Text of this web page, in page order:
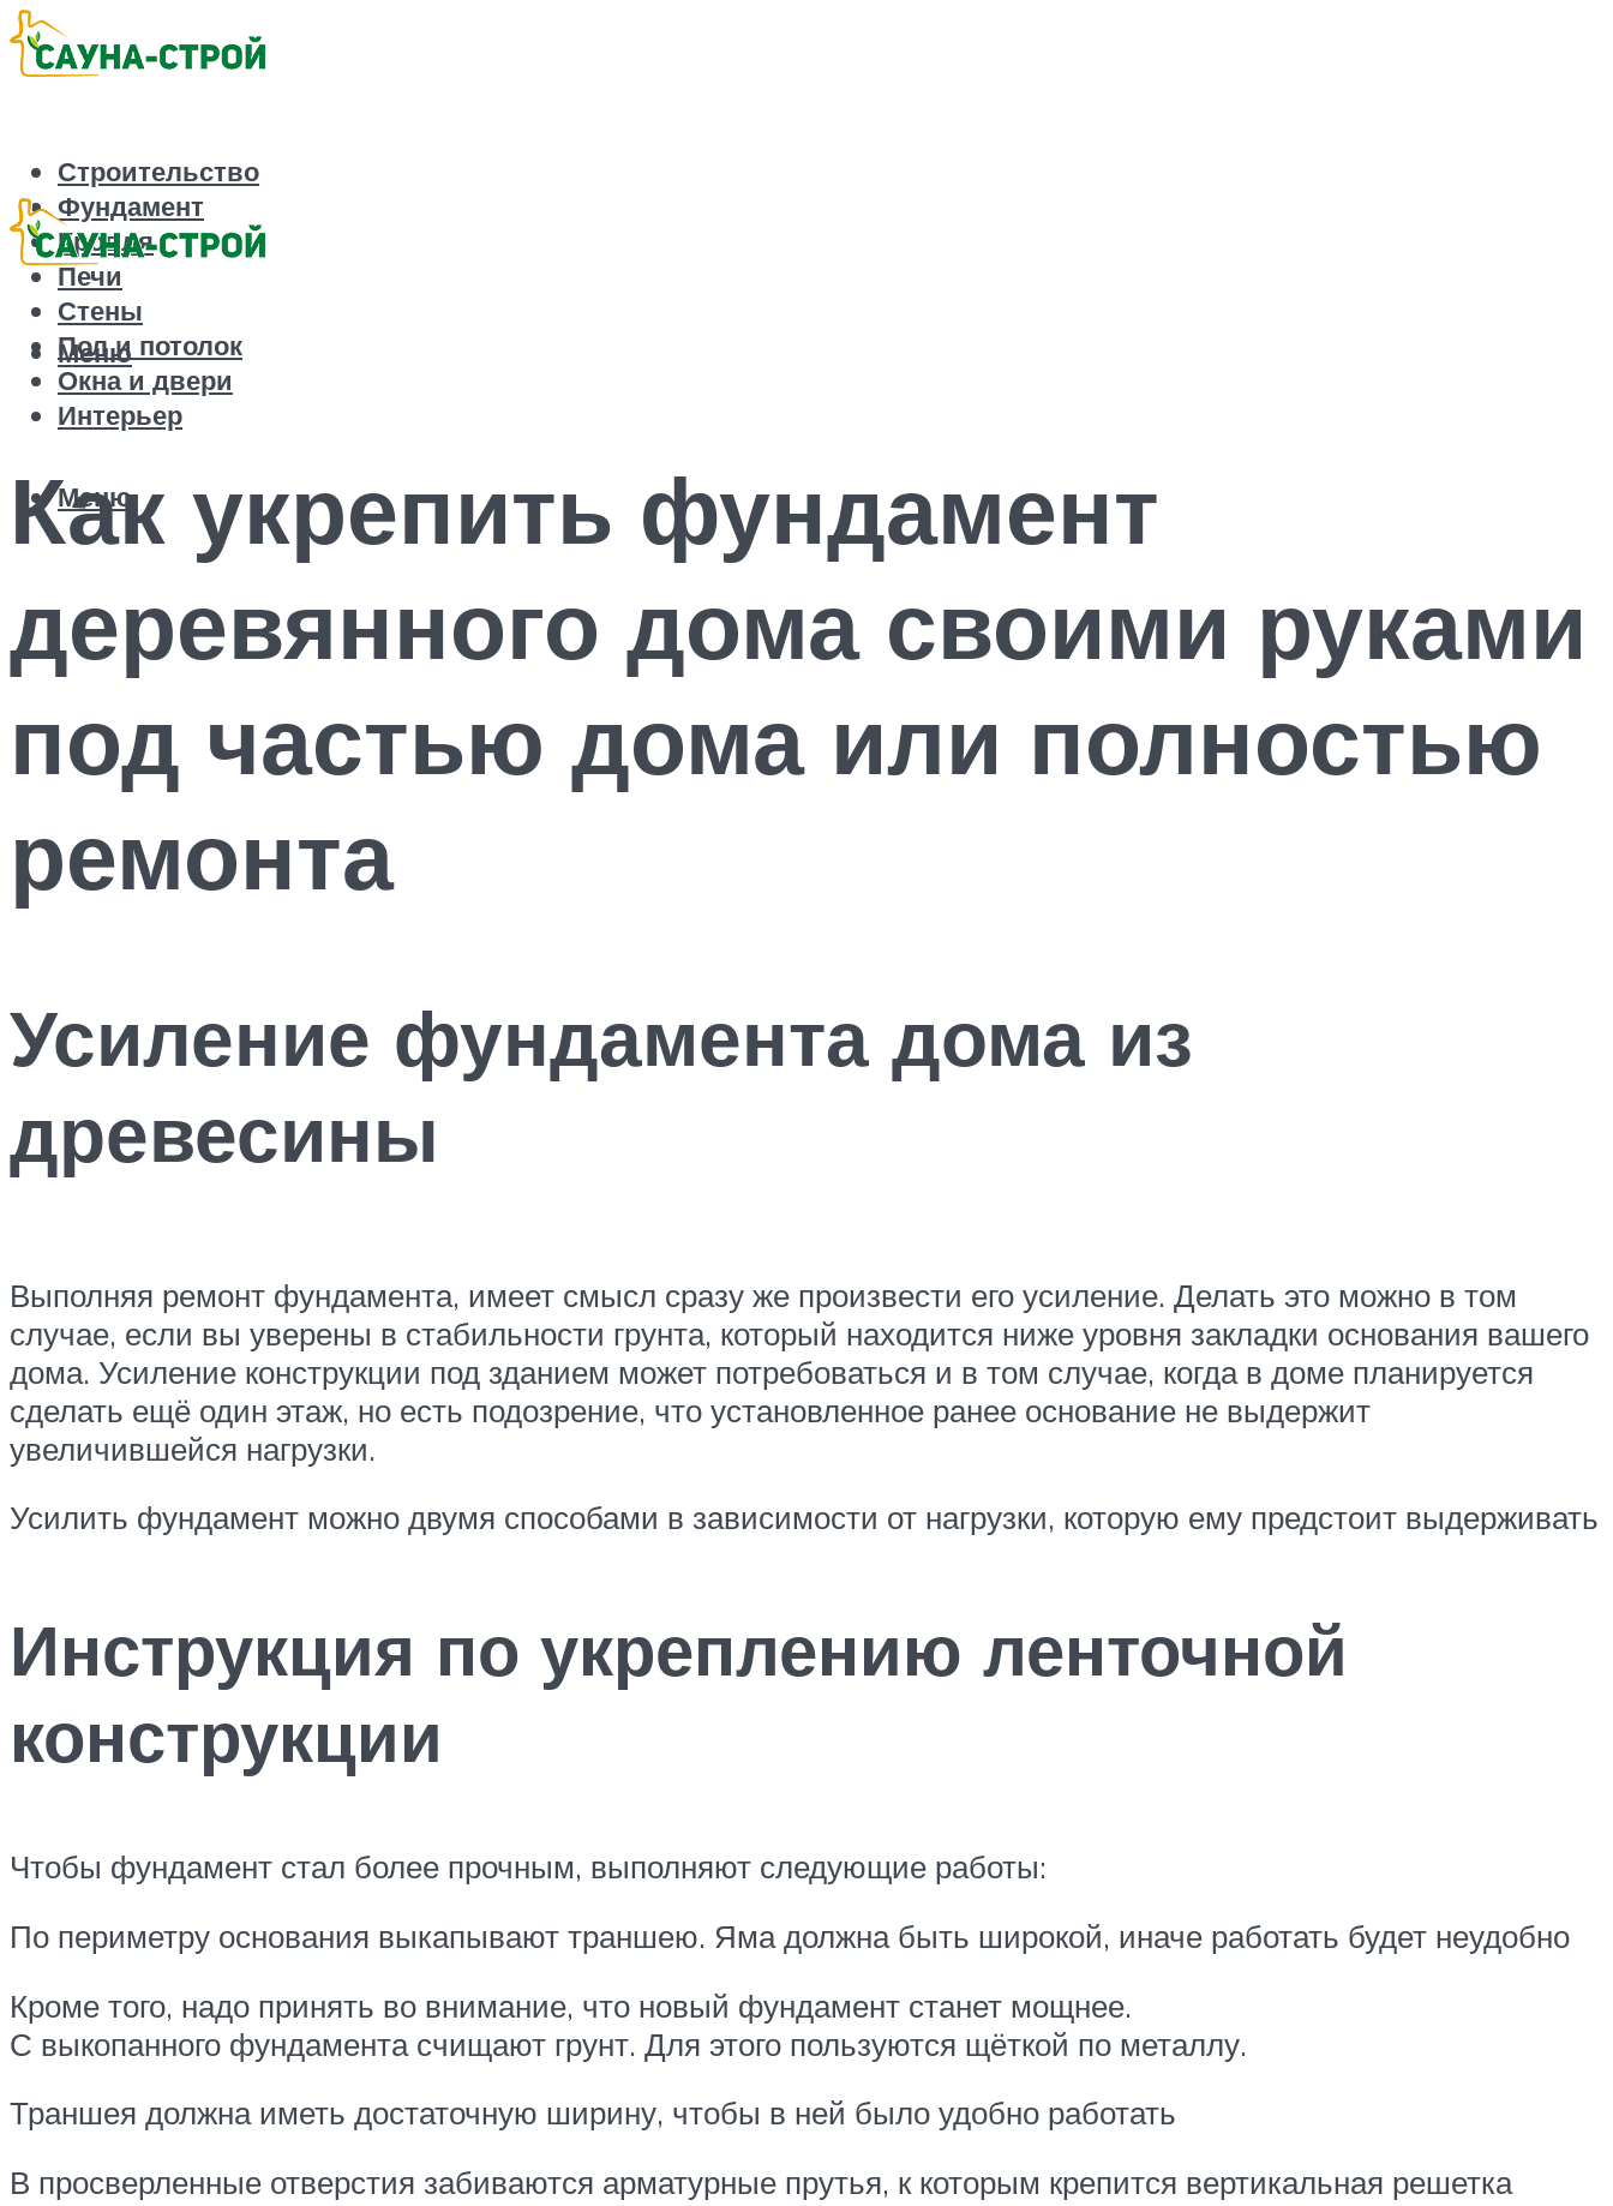
Строительство
Фундамент
Кровля
Печи
Стены
Пол и потолок
Окна и двери
Интерьер
Меню
Меню
Как укрепить фундамент
деревянного дома своими руками
под частью дома или полностью
ремонта
Усиление фундамента дома из
древесины
Выполняя ремонт фундамента, имеет смысл сразу же произвести его усиление. Делать это можно в том
случае, если вы уверены в стабильности грунта, который находится ниже уровня закладки основания вашего
дома. Усиление конструкции под зданием может потребоваться и в том случае, когда в доме планируется
сделать ещё один этаж, но есть подозрение, что установленное ранее основание не выдержит
увеличившейся нагрузки.
Усилить фундамент можно двумя способами в зависимости от нагрузки, которую ему предстоит выдерживать
Инструкция по укреплению ленточной
конструкции
Чтобы фундамент стал более прочным, выполняют следующие работы:
По периметру основания выкапывают траншею. Яма должна быть широкой, иначе работать будет неудобно
Кроме того, надо принять во внимание, что новый фундамент станет мощнее.
С выкопанного фундамента счищают грунт. Для этого пользуются щёткой по металлу.
Траншея должна иметь достаточную ширину, чтобы в ней было удобно работать
В просверленные отверстия забиваются арматурные прутья, к которым крепится вертикальная решетка